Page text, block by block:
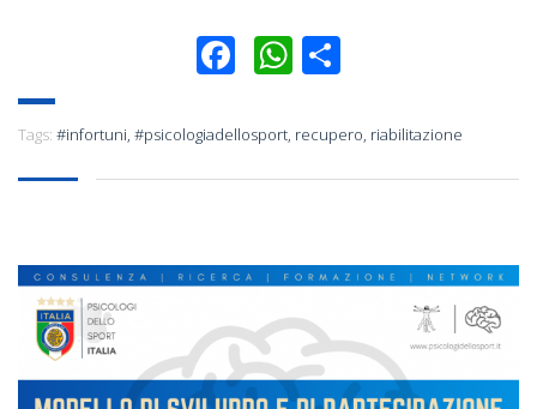
Facebook
WhatsApp
Tags: #infortuni #psicologiadellosport recupero riabilitazione